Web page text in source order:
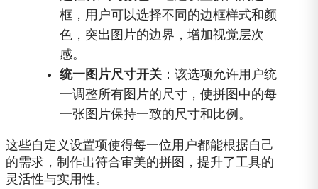
框，用户可以选择不同的边框样式和颜
色，突出图片的边界，增加视觉层次
感。
统一图片尺寸开关 ：该选项允许用户统
一调整所有图片的尺寸，使拼图中的每
一张图片保持一致的尺寸和比例。
这些自定义设置项使得每一位用户都能根据自己
的需求，制作出符合审美的拼图，提升了工具的
灵活性与实用性。